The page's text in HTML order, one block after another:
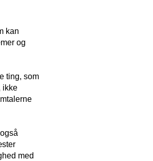
kan
og
ting, som
ikke
med